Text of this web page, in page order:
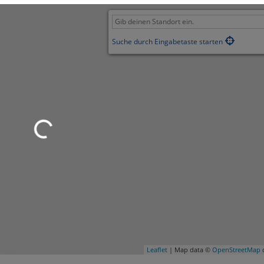
Suche durch Eingabetaste starten
Leaflet | Map data © OpenStreetMap